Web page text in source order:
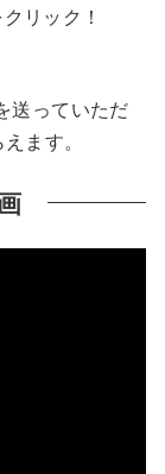
リック！
送っていただ
ます。